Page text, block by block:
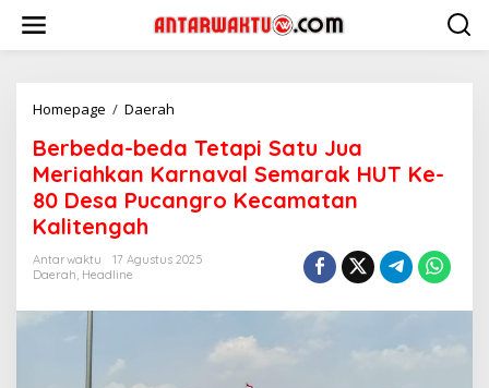
konten
Homepage / Daerah
Tetapi
Satu
Jua
Meriahkan
HUT
Pucangro
Berbeda-beda Tetapi Satu Jua
Meriahkan Karnaval Semarak HUT Ke-
80 Desa Pucangro Kecamatan
Kalitengah
Antarwaktu
17 Agustus 2025
Daerah, Headline